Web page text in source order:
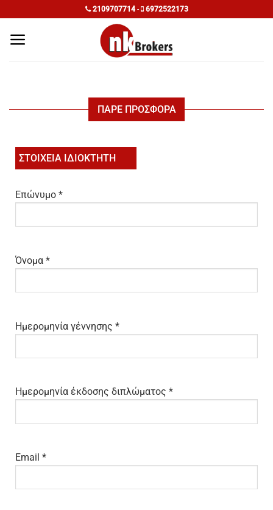
στο
περιεχόμενο
2109707714- 6972522173
ΠΑΡΕ ΠΡΟΣΦΟΡΑ
ΣΤΟΙΧΕΙΑ ΙΔΙΟΚΤΗΤΗ
Επώνυμο *
Όνομα *
Ημερομηνία γέννησης *
Ημερομηνία έκδοσης διπλώματος *
Email *